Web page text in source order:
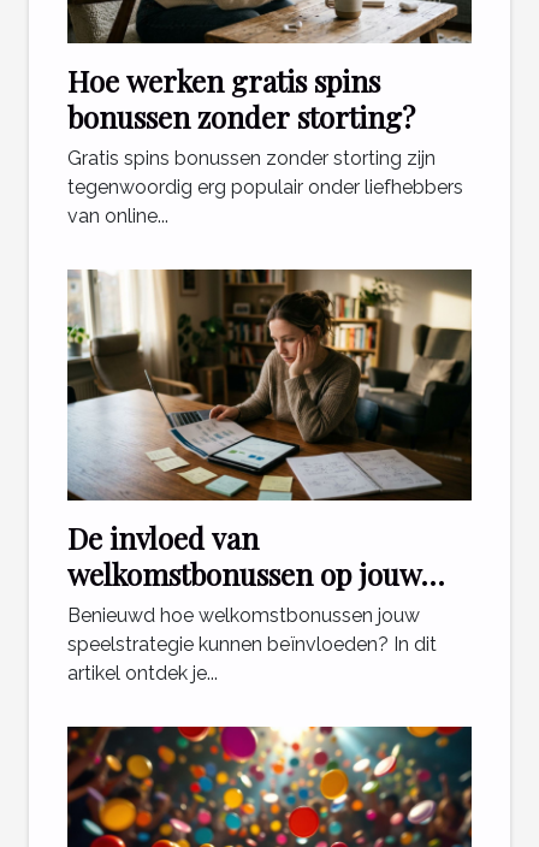
Hoe werken gratis spins
bonussen zonder storting?
Gratis spins bonussen zonder storting zijn
tegenwoordig erg populair onder liefhebbers
van online...
De invloed van
welkomstbonussen op jouw
speelstrategie?
Benieuwd hoe welkomstbonussen jouw
speelstrategie kunnen beïnvloeden? In dit
artikel ontdek je...